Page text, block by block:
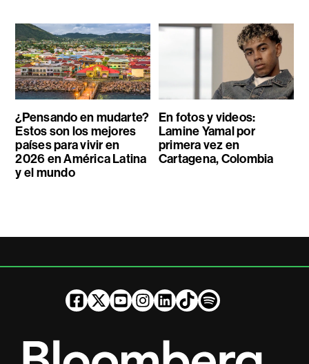
¿Pensando en mudarte?
Estos son los mejores
países para vivir en
2026 en América Latina
y el mundo
En fotos y videos:
Lamine Yamal por
primera vez en
Cartagena, Colombia